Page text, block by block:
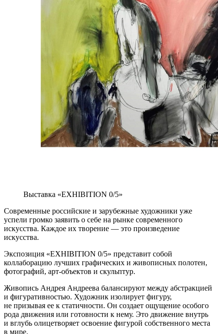
Выставка «EXHIBITION 0/5»
Современные российские и зарубежные художники уже
успели громко заявить о себе на рынке современного
искусства. Каждое их творение — это произведение
искусства.
Экспозиция «EXHIBITION 0/5» представит собой
коллаборацию лучших графических и живописных полотен,
фотографий, арт-объектов и скульптур.
Живопись Андрея Андреева балансируют между абстракцией
и фигуративностью. Художник изолирует фигуру,
не призывая ее к статичности. Он создает ощущение особого
рода движения или готовности к нему. Это движение внутрь
и вглубь олицетворяет освоение фигурой собственного места
в мире.